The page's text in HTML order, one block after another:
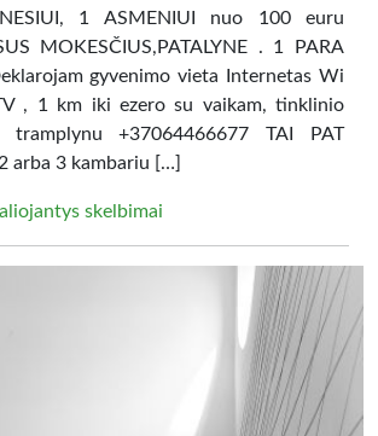
1 ASMENIUI nuo 100 euru
MOKESČIUS,PATALYNE . 1 PARA
gyvenimo vieta Internetas Wi
, 1 km iki ezero su vaikam, tinklinio
+37064466677 TAI PAT
arba 3 kambariu […]
skelbimai